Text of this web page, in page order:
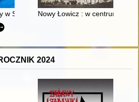
w Sopocie : prestiż finansowy i
Nowy Łowicz : w centrum
2024